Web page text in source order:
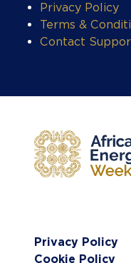
Privacy Policy
Terms &
Contact
Privacy Policy
Cookie Policy